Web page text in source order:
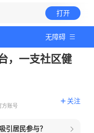
打开
无障碍
，一支社区健
方账号
关注
引居民参与？